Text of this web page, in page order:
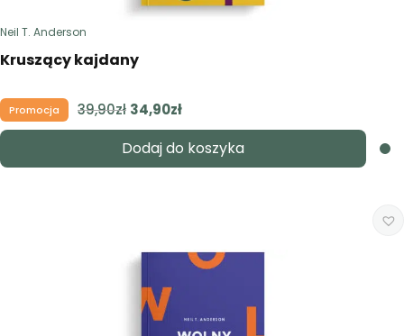
Neil T. Anderson
Kruszący kajdany
Promocja 39,90zł Pierwotna
cena
wynosiła:
39,90zł.
34,90złAktualna
cena
wynosi:
34,90zł.
Dodaj do koszyka